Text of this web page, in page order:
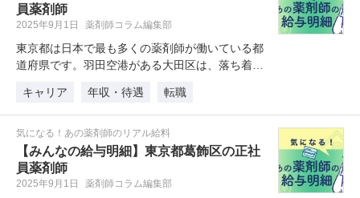
員薬剤師
2025年9月1日 薬剤師コラム編集部
東京都は日本で最も多くの薬剤師が働いている都
道府県です。羽田空港がある大田区は、落ち着い
キャリア
年収・待遇 転職
気になる！あの薬剤師のリアル給料
【みんなの給与明細】東京都葛飾区の正社
員薬剤師
2025年9月1日 薬剤師コラム編集部